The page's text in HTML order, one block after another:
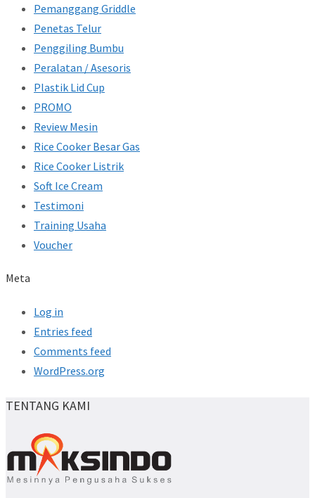
Pemanggang Griddle
Penetas Telur
Penggiling Bumbu
Peralatan / Asesoris
Plastik Lid Cup
PROMO
Review Mesin
Rice Cooker Besar Gas
Rice Cooker Listrik
Soft Ice Cream
Testimoni
Training Usaha
Voucher
Meta
Log in
Entries feed
Comments feed
WordPress.org
TENTANG KAMI